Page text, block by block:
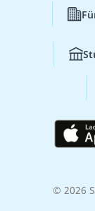
© 2026